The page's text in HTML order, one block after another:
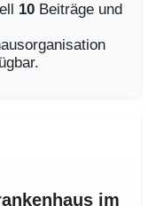
10 Beiträge und
im